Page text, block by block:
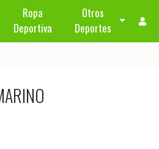
Ropa
Deportiva
Otros
Deportes